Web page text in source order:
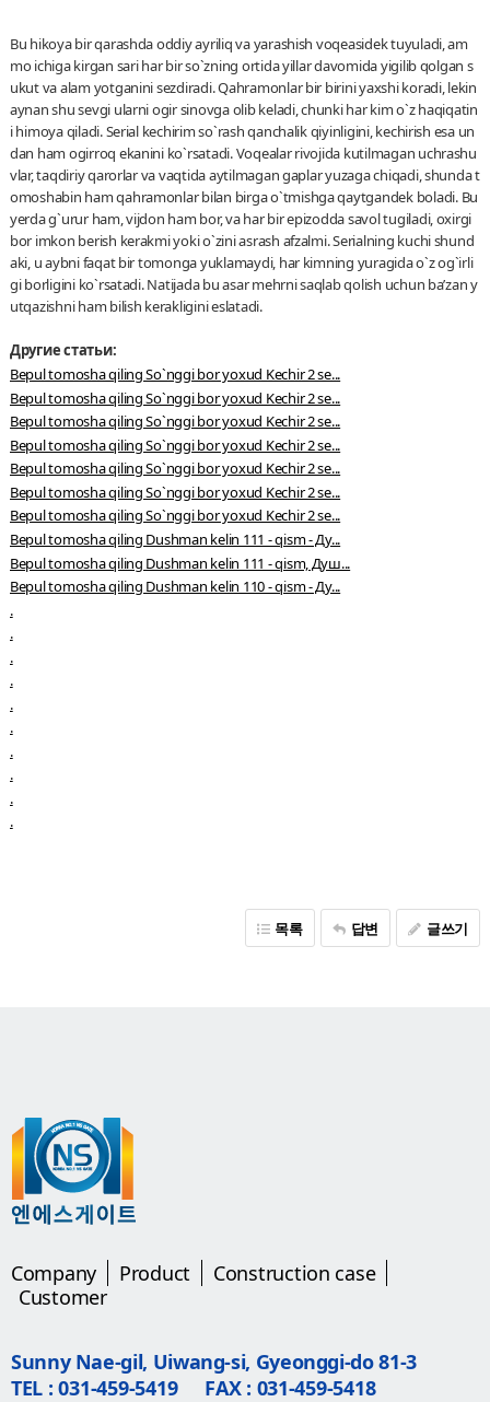
Bu hikoya bir qarashda oddiy ayriliq va yarashish voqeasidek tuyuladi, am
mo ichiga kirgan sari har bir so`zning ortida yillar davomida yigilib qolgan s
ukut va alam yotganini sezdiradi. Qahramonlar bir birini yaxshi koradi, lekin
aynan shu sevgi ularni ogir sinovga olib keladi, chunki har kim o`z haqiqatin
i himoya qiladi. Serial kechirim so`rash qanchalik qiyinligini, kechirish esa un
dan ham ogirroq ekanini ko`rsatadi. Voqealar rivojida kutilmagan uchrashu
vlar, taqdiriy qarorlar va vaqtida aytilmagan gaplar yuzaga chiqadi, shunda t
omoshabin ham qahramonlar bilan birga o`tmishga qaytgandek boladi. Bu
yerda g`urur ham, vijdon ham bor, va har bir epizodda savol tugiladi, oxirgi
bor imkon berish kerakmi yoki o`zini asrash afzalmi. Serialning kuchi shund
aki, u aybni faqat bir tomonga yuklamaydi, har kimning yuragida o`z og`irli
gi borligini ko`rsatadi. Natijada bu asar mehrni saqlab qolish uchun ba’zan y
utqazishni ham bilish kerakligini eslatadi.
Другие статьи:
Bepul tomosha qiling So`nggi bor yoxud Kechir 2 se...
Bepul tomosha qiling So`nggi bor yoxud Kechir 2 se...
Bepul tomosha qiling So`nggi bor yoxud Kechir 2 se...
Bepul tomosha qiling So`nggi bor yoxud Kechir 2 se...
Bepul tomosha qiling So`nggi bor yoxud Kechir 2 se...
Bepul tomosha qiling So`nggi bor yoxud Kechir 2 se...
Bepul tomosha qiling So`nggi bor yoxud Kechir 2 se...
Bepul tomosha qiling Dushman kelin 111 - qism - Ду...
Bepul tomosha qiling Dushman kelin 111 - qism, Душ...
Bepul tomosha qiling Dushman kelin 110 - qism - Ду...
.
.
.
.
.
.
.
.
.
.
목록 답변 글쓰기
Company Product
Construction case
Customer
Sunny Nae-gil, Uiwang-si, Gyeonggi-do 81-3
TEL : 031-459-5419
FAX : 031-459-5418